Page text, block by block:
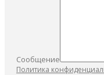
Сообщение
Политика